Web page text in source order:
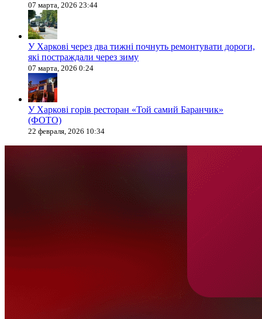
07 марта, 2026 23:44
У Харкові через два тижні почнуть ремонтувати дороги,
які постраждали через зиму
07 марта, 2026 0:24
У Харкові горів ресторан «Той самий Баранчик»
(ФОТО)
22 февраля, 2026 10:34